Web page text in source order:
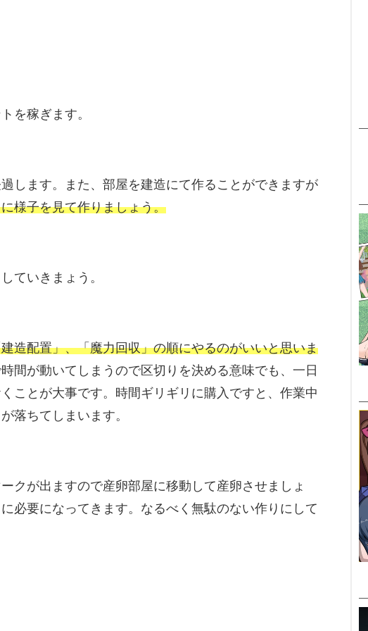
を稼ぎます。
します。また、部屋を建造にて作ることができますが
様子を見て作りましょう。
ていきまょう。
造配置」、「魔力回収」の順にやるのがいいと思いま
間が動いてしまうので区切りを決める意味でも、一日
ことが大事です。時間ギリギリに購入ですと、作業中
落ちてしまいます。
クが出ますので産卵部屋に移動して産卵させましょ
必要になってきます。なるべく無駄のない作りにして